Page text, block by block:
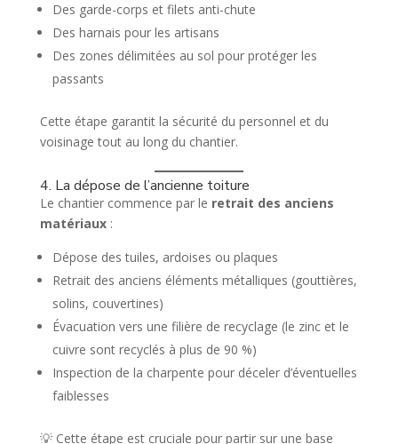
Des garde-corps et filets anti-chute
Des harnais pour les artisans
Des zones délimitées au sol pour protéger les
passants
Cette étape garantit la sécurité du personnel et du
voisinage tout au long du chantier.
4. La dépose de l’ancienne toiture
Le chantier commence par le retrait des anciens
matériaux:
Dépose des tuiles, ardoises ou plaques
Retrait des anciens éléments métalliques (gouttières,
solins, couvertines)
Évacuation vers une filière de recyclage (le zinc et le
cuivre sont recyclés à plus de 90 %)
Inspection de la charpente pour déceler d’éventuelles
faiblesses
💡 Cette étape est cruciale pour partir sur une base